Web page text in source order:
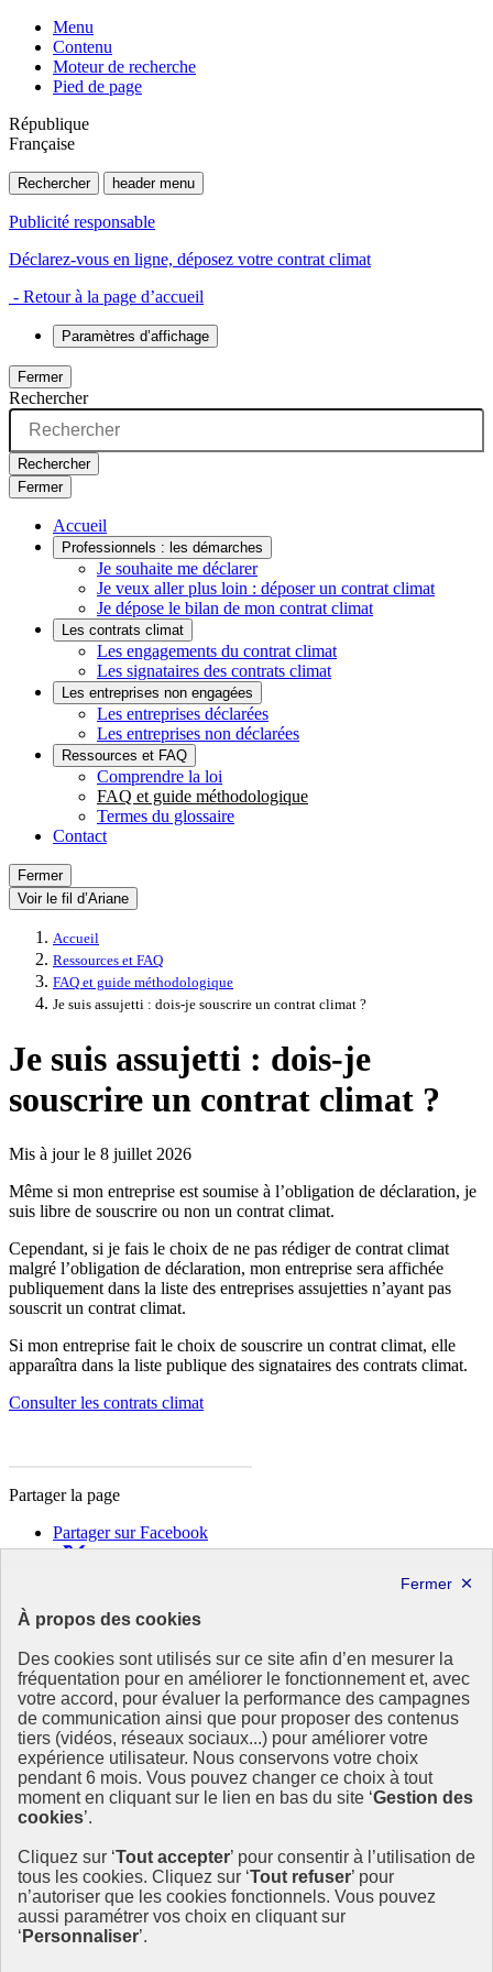
Menu
Contenu
Moteur de recherche
Pied de page
République
Française
Rechercher header menu
Publicité responsable
Déclarez-vous en ligne, déposez votre contrat climat
- Retour à la page d’accueil
Paramètres d’affichage
Fermer
Rechercher
Rechercher
Fermer
Accueil
Professionnels : les démarches
Je souhaite me déclarer
Je veux aller plus loin : déposer un contrat climat
Je dépose le bilan de mon contrat climat
Les contrats climat
Les engagements du contrat climat
Les signataires des contrats climat
Les entreprises non engagées
Les entreprises déclarées
Les entreprises non déclarées
Ressources et FAQ
Comprendre la loi
FAQ et guide méthodologique
Termes du glossaire
Contact
Fermer
Voir le fil d’Ariane
Accueil
Ressources et FAQ
FAQ et guide méthodologique
Je suis assujetti : dois-je souscrire un contrat climat ?
Je suis assujetti : dois-je
souscrire un contrat climat ?
Mis à jour le 8 juillet 2026
Même si mon entreprise est soumise à l’obligation de déclaration, je
suis libre de souscrire ou non un contrat climat.
Cependant, si je fais le choix de ne pas rédiger de contrat climat
malgré l’obligation de déclaration, mon entreprise sera affichée
publiquement dans la liste des entreprises assujetties n’ayant pas
souscrit un contrat climat.
Si mon entreprise fait le choix de souscrire un contrat climat, elle
apparaîtra dans la liste publique des signataires des contrats climat.
Consulter les contrats climat
Partager la page
Partager sur Facebook
Copier dans le presse-papier
République
Française
Le portail est conçu pour être le point d'accès national à la
déclaration et au dépôt des contrats climat communications
commerciales et transition écologique. Il s'agit d'un site
gouvernemental, produit par le Commissariat général au
développement durable (CGDD), direction du ministère de la
info.gouv.fr- ouvre une nouvelle fenêtre
service-public.fr- ouvre une nouvelle fenêtre
legifrance.gouv.fr/ - ouvre une nouvelle fenêtre
data.gouv.fr/
- ouvre une nouvelle fenêtre
À propos des cookies
Des cookies sont utilisés sur ce site afin d’en mesurer la
fréquentation pour en améliorer le fonctionnement et, avec
votre accord, pour évaluer la performance des campagnes
de communication ainsi que pour proposer des contenus
tiers (vidéos, réseaux sociaux...) pour améliorer votre
expérience utilisateur. Nous conservons votre choix
pendant 6 mois. Vous pouvez changer ce choix à tout
moment en cliquant sur le lien en bas du site ‘Gestion des
cookies’.
Cliquez sur ‘Tout accepter’ pour consentir à l’utilisation de
tous les cookies. Cliquez sur ‘Tout refuser’ pour
n’autoriser que les cookies fonctionnels. Vous pouvez
aussi paramétrer vos choix en cliquant sur
‘ Personnaliser’.